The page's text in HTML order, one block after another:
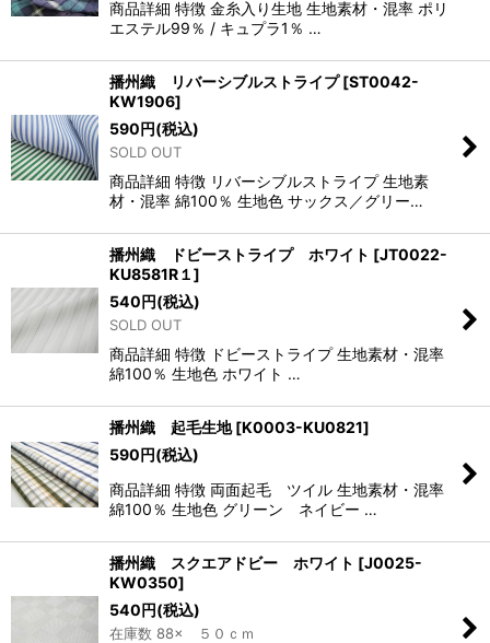
商品詳細 特徴 金糸入り生地 生地素材・混率 ポリ
エステル99％ / キュプラ1％ …
播州織 リバーシブルストライプ [ST0042-
KW1906]
590円(税込)
SOLD OUT
商品詳細 特徴 リバーシブルストライプ 生地素
材・混率 綿100％ 生地色 サックス／グリー…
播州織 ドビーストライプ ホワイト [JT0022-
KU8581R１]
540円(税込)
SOLD OUT
商品詳細 特徴 ドビーストライプ 生地素材・混率
綿100％ 生地色 ホワイト …
播州織 起毛生地 [K0003-KU0821]
590円(税込)
商品詳細 特徴 両面起毛 ツイル 生地素材・混率
綿100％ 生地色 グリーン ネイビー …
播州織 スクエアドビー ホワイト [J0025-
KW0350]
540円(税込)
在庫数 88× ５０ｃｍ